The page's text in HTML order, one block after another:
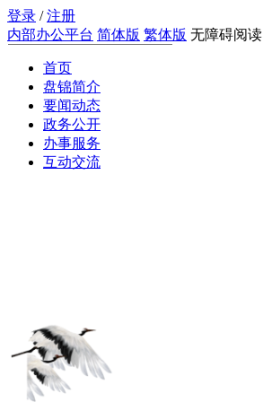
登录 /注册
内部办公平台 简体版 繁体版 无障碍阅读
搜索
首页
盘锦简介
要闻动态
政务公开
办事服务
互动交流